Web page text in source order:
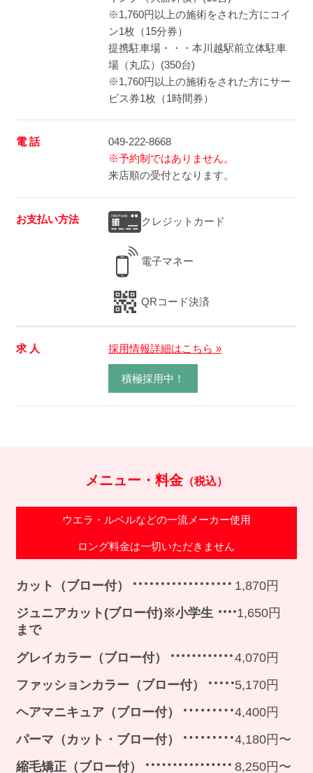
※1,760円以上の施術をされた方にコイ
ン1枚（15分券）
提携駐車場・・・本川越駅前立体駐車
場（丸広）(350台)
※1,760円以上の施術をされた方にサー
ビス券1枚（1時間券）
電 話
049-222-8668
※予約制ではありません。
来店順の受付となります。
お支払い方法 クレジットカード
電子マネー
QRコード決済
求 人 採用情報詳細はこちら »
積極採用中！
メニュー・料金（税込）
ウエラ・ルベルなどの一流メーカー使用
ロング料金は一切いただきません
カット（ブロー付）
1,870円
ジュニアカット(ブロー付)※小学生
まで
1,650円
グレイカラー（ブロー付）
4,070円
ファッションカラー（ブロー付）
5,170円
ヘアマニキュア（ブロー付）
4,400円
パーマ（カット・ブロー付）
4,180円〜
縮毛矯正（ブロー付）
8,250円〜